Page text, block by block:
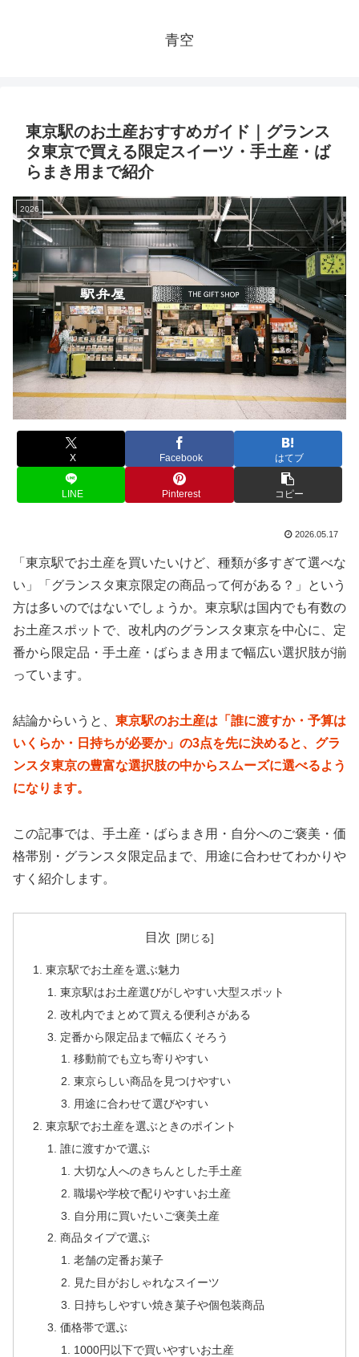
青空
東京駅のお土産おすすめガイド｜グランス
タ東京で買える限定スイーツ・手土産・ば
らまき用まで紹介
2026
X Facebook はてブ
LINE Pinterest コピー
2026.05.17
「東京駅でお土産を買いたいけど、種類が多すぎて選べな
い」「グランスタ東京限定の商品って何がある？」という
方は多いのではないでしょうか。東京駅は国内でも有数の
お土産スポットで、改札内のグランスタ東京を中心に、定
番から限定品・手土産・ばらまき用まで幅広い選択肢が揃
っています。
結論からいうと、 東京駅のお土産は「誰に渡すか・予算は
いくらか・日持ちが必要か」の3点を先に決めると、グラ
ンスタ東京の豊富な選択肢の中からスムーズに選べるよう
になります。
この記事では、手土産・ばらまき用・自分へのご褒美・価
格帯別・グランスタ限定品まで、用途に合わせてわかりや
すく紹介します。
目次
東京駅でお土産を選ぶ魅力
東京駅はお土産選びがしやすい大型スポット
改札内でまとめて買える便利さがある
定番から限定品まで幅広くそろう
移動前でも立ち寄りやすい
東京らしい商品を見つけやすい
用途に合わせて選びやすい
東京駅でお土産を選ぶときのポイント
誰に渡すかで選ぶ
大切な人へのきちんとした手土産
職場や学校で配りやすいお土産
自分用に買いたいご褒美土産
商品タイプで選ぶ
老舗の定番お菓子
見た目がおしゃれなスイーツ
日持ちしやすい焼き菓子や個包装商品
価格帯で選ぶ
1000円以下で買いやすいお土産